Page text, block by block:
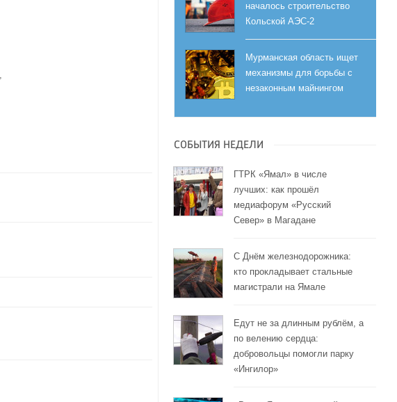
началось строительство
Кольской АЭС-2
Мурманская область ищет
механизмы для борьбы с
незаконным майнингом
СОБЫТИЯ НЕДЕЛИ
ГТРК «Ямал» в числе
лучших: как прошёл
медиафорум «Русский
Север» в Магадане
С Днём железнодорожника:
кто прокладывает стальные
магистрали на Ямале
Едут не за длинным рублём, а
по велению сердца:
добровольцы помогли парку
«Ингилор»